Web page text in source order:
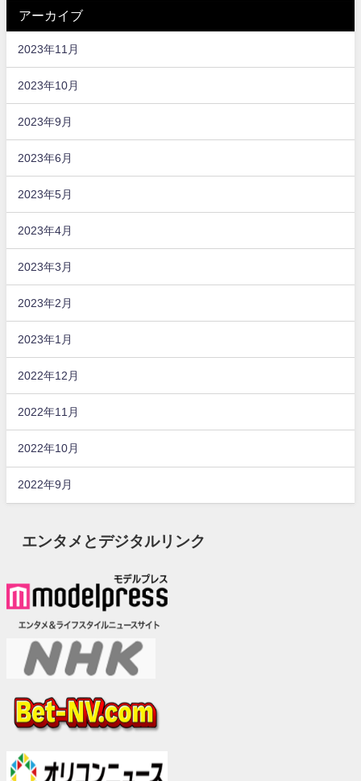
アーカイブ
2023年11月
2023年10月
2023年9月
2023年6月
2023年5月
2023年4月
2023年3月
2023年2月
2023年1月
2022年12月
2022年11月
2022年10月
2022年9月
エンタメとデジタルリンク